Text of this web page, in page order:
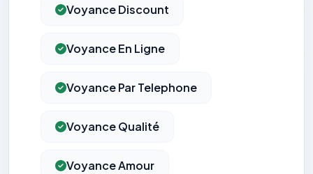
Voyance Discount
Voyance En Ligne
Voyance Par Telephone
Voyance Qualité
Voyance Amour